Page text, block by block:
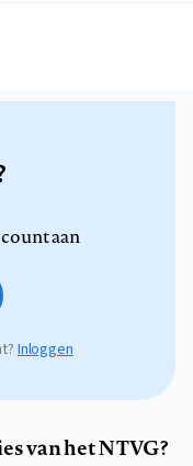
aan
Inloggen
van het NTVG?